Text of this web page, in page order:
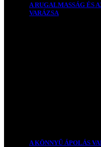
A RUGALMASSÁG ÉS
VARÁZSA
A KÖNNYŰ ÁPOLÁS